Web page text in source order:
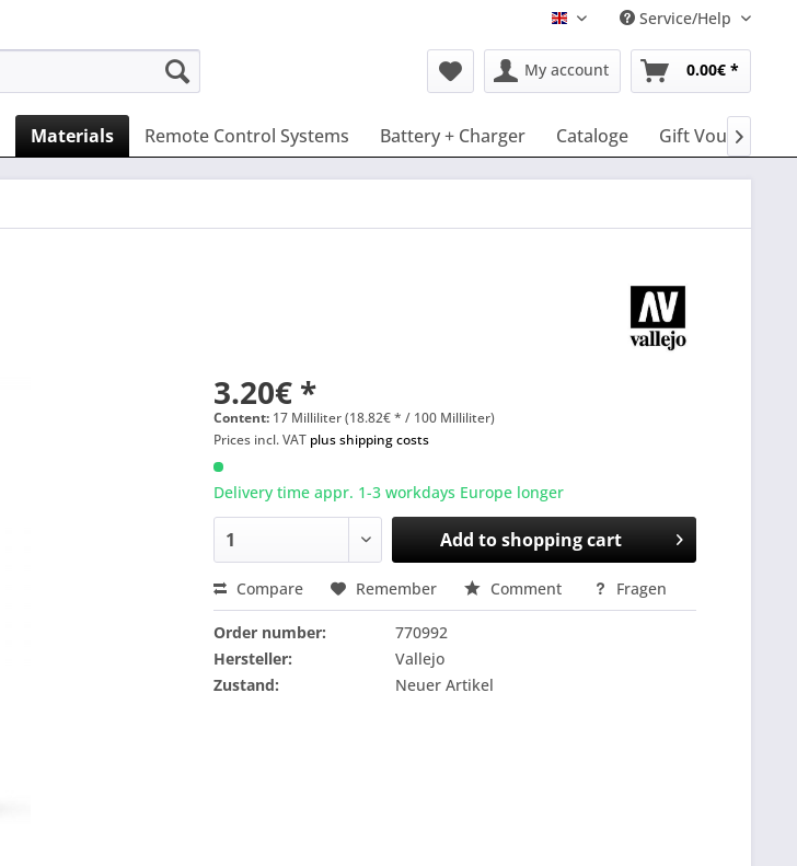
English Service/Help
My account 0.00€ *
Materials Remote Control Systems Battery + Charger Cataloge Gift Vouchers

3.20€ *
Content: 17 Milliliter (18.82€ * / 100 Milliliter)
Prices incl. VAT plus shipping costs
Delivery time appr. 1-3 workdays Europe longer
Add toshopping cart
Compare Remember Comment Fragen
Order number:
770992
Hersteller:
Vallejo
Zustand:
Neuer Artikel